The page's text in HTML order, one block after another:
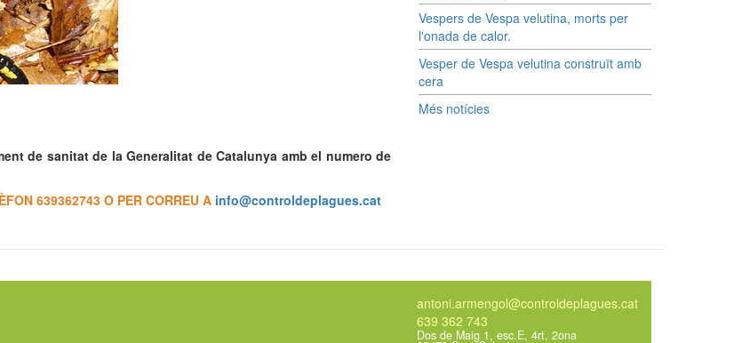
de sanitat de la Generalitat de Catalunya amb el numero de
639362743 O PER CORREU A info@controldeplagues.cat
Vespers de Vespa velutina, morts per
l'onada de calor.
Vesper de Vespa velutina construït amb
cera
Més notícies
antoni.armengol@controldeplagues.cat
639 362 743
Dos de Maig 1, esc.E, 4rt, 2ona